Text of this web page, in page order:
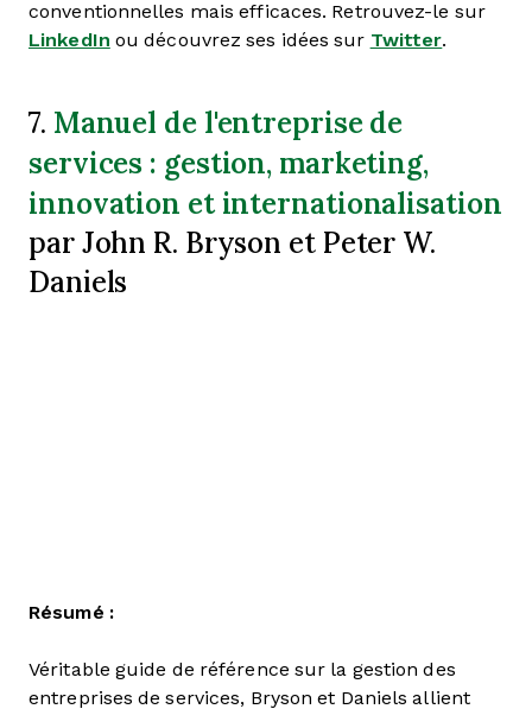
conventionnelles mais efficaces. Retrouvez-le sur
LinkedIn ou découvrez ses idées sur Twitter.
7. Manuel de l'entreprise de
services : gestion, marketing,
innovation et internationalisation
par John R. Bryson et Peter W.
Daniels
Résumé :
Véritable guide de référence sur la gestion des
entreprises de services, Bryson et Daniels allient